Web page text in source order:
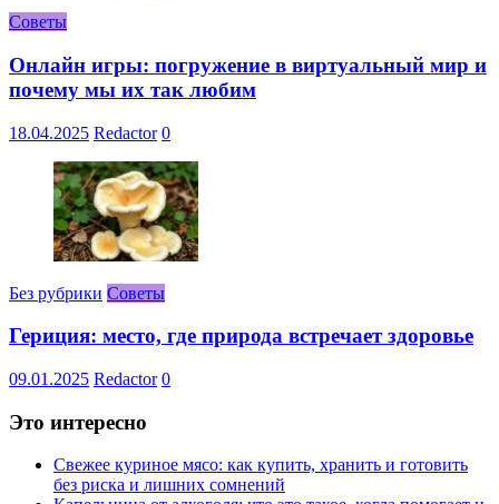
Советы
Онлайн игры: погружение в виртуальный мир и
почему мы их так любим
18.04.2025 Redactor 0
Без рубрики Советы
Гериция: место, где природа встречает здоровье
09.01.2025 Redactor 0
Это интересно
Свежее куриное мясо: как купить, хранить и готовить
без риска и лишних сомнений